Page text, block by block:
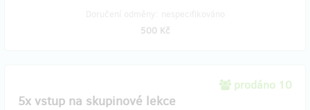
500 Kč
prodáno 10
5x vstup na skupinové lekce